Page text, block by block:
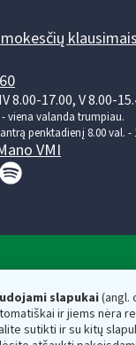
slapukai(angl.
ir jiems nėra
sutikti ir su kitų
8.00-17.00, V 8.00-
viena valanda trumpiau.
penktadienį 8.00 val. -
VMI
ministerijos
asmens kodas —
g. 14, 01107 Vilnius,